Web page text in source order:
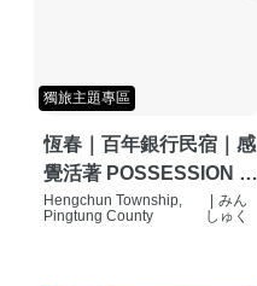
獨旅主題專區
恆春｜百年銀行民宿｜感
覺活著 POSSESSION |
背包客棧 | 恆春必住特色
Hengchun Township,
Pingtung County
みん
しゅく